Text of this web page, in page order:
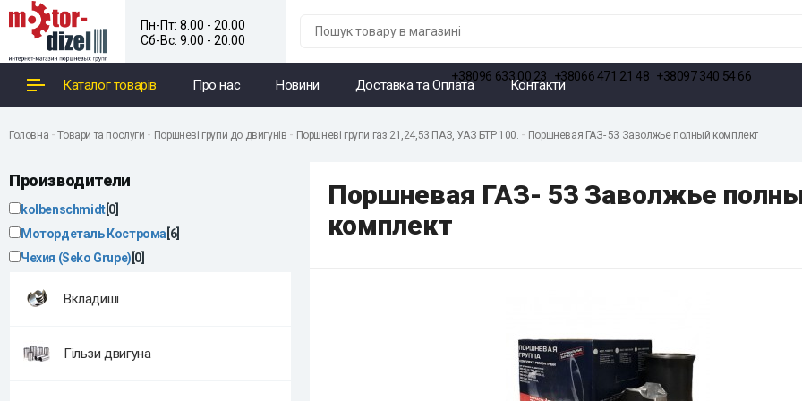
Пн-Пт: 8.00 - 20.00
Сб-Вс: 9.00 - 20.00
+38096 633 00 23 +38066 471 21 48 +38097 340 54 66
Каталог товарів Про нас Новини Доставка та Оплата Контакти
Головна Товари та послуги Поршневі групи до двигунів Поршневі групи газ 21,24,53 ПАЗ, УАЗ БТР 100. Поршневая ГАЗ- 53 Заволжье полный комплект
Производители
kolbenschmidt[0]
Мотордеталь Кострома [6]
Чехия (Seko Grupe) [0]
Вкладиші
Гільзи двигуна
Поршневая ГАЗ- 53 Заволжье
комплект